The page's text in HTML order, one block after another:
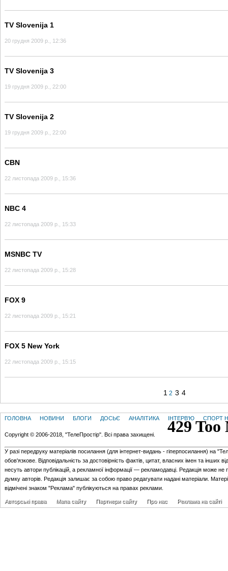
TV Slovenija 1
20 грудня 2009 р., 12:36
TV Slovenija 3
19 грудня 2009 р., 22:00
TV Slovenija 2
19 грудня 2009 р., 22:00
CBN
22 листопада 2009 р., 15:36
NBC 4
22 листопада 2009 р., 15:33
MSNBC TV
22 листопада 2009 р., 15:28
FOX 9
22 листопада 2009 р., 15:21
FOX 5 New York
22 листопада 2009 р., 15:15
1 2 3 4
ГОЛОВНА НОВИНИ БЛОГИ ДОСЬЄ АНАЛІТИКА ІНТЕРВ'Ю СПОРТ
Copyright © 2006-2018, "ТелеПростір". Всі права захищені.
У разі передруку матеріалів посилання (для iнтернет-видань - гiперпосилання) на
обов'язкове. Відповідальність за достовірність фактів, цитат, власних імен та інших
несуть автори публікацій, а рекламної інформації — рекламодавці. Редакція може не
думку авторів. Редакція залишає за собою право редагувати надані матеріали.
відмічені знаком "Реклама" публікуються на правах реклами.
Авторські права Мапа сайту Партнери сайту Про нас Реклама на сайті